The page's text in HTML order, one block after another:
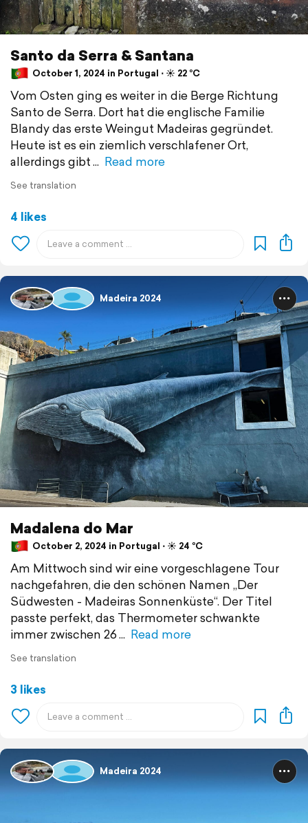
Santo da Serra & Santana
October 1, 2024 in Portugal ⋅ ☀️ 22 °C
Vom Osten ging es weiter in die Berge Richtung
Santo de Serra. Dort hat die englische Familie
Blandy das erste Weingut Madeiras gegründet.
Heute ist es ein ziemlich verschlafener Ort,
allerdings gibt
Read more
See translation
4 likes
Madeira 2024
Madalena do Mar
October 2, 2024 in Portugal ⋅ ☀️ 24 °C
Am Mittwoch sind wir eine vorgeschlagene Tour
nachgefahren, die den schönen Namen „Der
Südwesten - Madeiras Sonnenküste“. Der Titel
passte perfekt, das Thermometer schwankte
immer zwischen 26
Read more
See translation
3 likes
Madeira 2024